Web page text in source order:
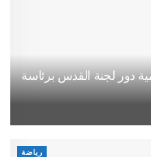
دور لجنة القدس برئاسة
رياضة